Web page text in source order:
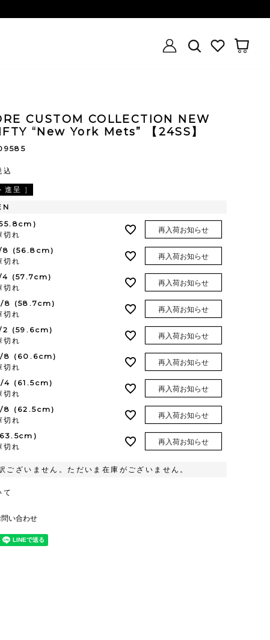
CUSTOM COLLECTION NEW
“New York Mets” 【24SS】
込
進呈 ]
切れ
再入荷お知らせ
8 (56.8cm)
切れ
再入荷お知らせ
4 (57.7cm)
切れ
再入荷お知らせ
8 (58.7cm)
切れ
再入荷お知らせ
2 (59.6cm)
切れ
再入荷お知らせ
8 (60.6cm)
切れ
再入荷お知らせ
4 (61.5cm)
切れ
再入荷お知らせ
8 (62.5cm)
切れ
再入荷お知らせ
切れ
再入荷お知らせ
ございません。ただいま在庫がございません。
て
い合わせ